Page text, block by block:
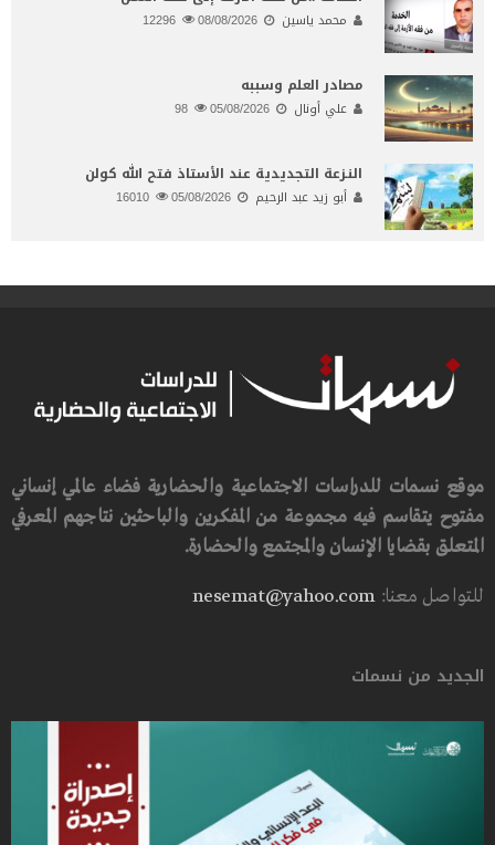
محمد ياسين 08/08/2026
مصادر العلم وسببه
علي أونال 05/08/2026
النـزعة التجديدية عند الأستاذ فتح الله كولن
أبو زيد عبد الرحيم 05/08/2026
موقع نسمات للدراسات الاجتماعية والحضارية فضاء عالمي إنساني
مفتوح يتقاسم فيه مجموعة من المفكرين والباحثين نتاجهم المعرفي
المتعلق بقضايا الإنسان والمجتمع والحضارة.
للتواصل معنا:nesemat@yahoo.com
الجديد من نسمات